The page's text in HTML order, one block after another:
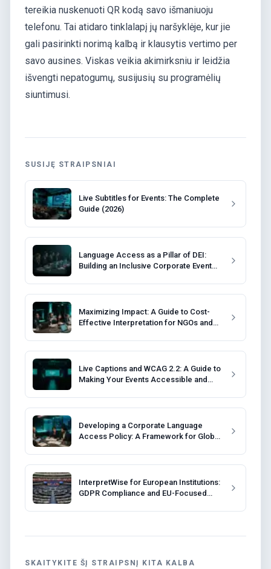
tereikia nuskenuoti QR kodą savo išmaniuoju
telefonu. Tai atidaro tinklalapį jų naršyklėje, kur jie
gali pasirinkti norimą kalbą ir klausytis vertimo per
savo ausines. Viskas veikia akimirksniu ir leidžia
išvengti nepatogumų, susijusių su programėlių
siuntimusi.
SUSIJĘ STRAIPSNIAI
Live Subtitles for Events: The Complete
Guide (2026)
Language Access as a Pillar of DEI:
Building an Inclusive Corporate Event
Maximizing Impact: A Guide to Cost-
Effective Interpretation for NGOs and
Live Captions and WCAG 2.2: A Guide to
Making Your Events Accessible and
Developing a Corporate Language
Access Policy: A Framework for Global
InterpretWise for European Institutions:
GDPR Compliance and EU-Focused
SKAITYKITE ŠĮ STRAIPSNĮ KITA KALBA